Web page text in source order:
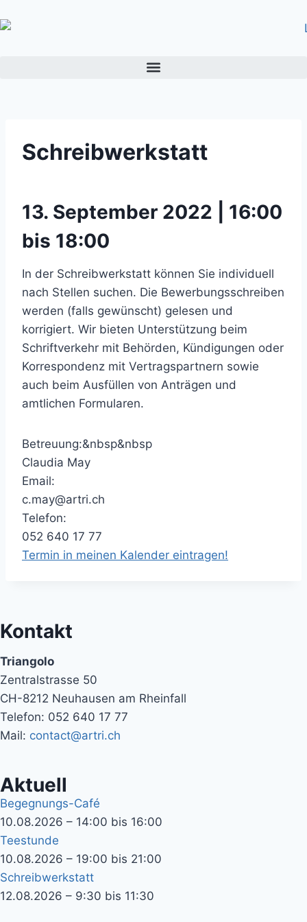
Schreibwerkstatt
13. September 2022 | 16:00
bis 18:00
In der Schreibwerkstatt können Sie individuell
nach Stellen suchen. Die Bewerbungsschreiben
werden (falls gewünscht) gelesen und
korrigiert. Wir bieten Unterstützung beim
Schriftverkehr mit Behörden, Kündigungen oder
Korrespondenz mit Vertragspartnern sowie
auch beim Ausfüllen von Anträgen und
amtlichen Formularen.
Betreuung:&nbsp&nbsp
Claudia May
Email:
c.may@artri.ch
Telefon:
052 640 17 77
Termin in meinen Kalender eintragen!
Kontakt
Triangolo
Zentralstrasse 50
CH-8212 Neuhausen am Rheinfall
Telefon: 052 640 17 77
Mail: contact@artri.ch
Aktuell
Begegnungs-Café
10.08.2026 – 14:00 bis 16:00
Teestunde
10.08.2026 – 19:00 bis 21:00
Schreibwerkstatt
12.08.2026 – 9:30 bis 11:30